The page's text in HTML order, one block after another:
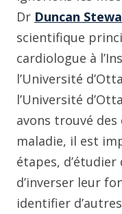
Dr Duncan
scientifique
cardiologue à
l’Université
l’Université
avons trouvé
maladie, il est
étapes,
d’inverser leur
identifier